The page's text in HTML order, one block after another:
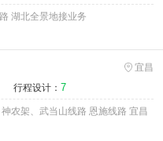
湖北全景地接业务
宜昌
行程设计： 7
农架、武当山线路 恩施线路 宜昌